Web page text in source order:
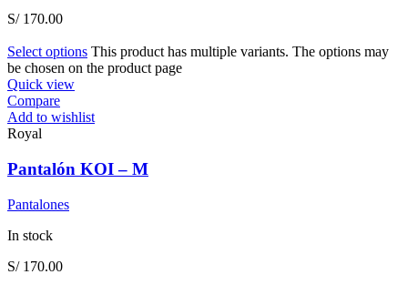
S/170.00
Select options This product has multiple variants. The options may
be chosen on the product page
Quick view
Compare
Add to wishlist
Royal
Pantalón KOI – M
Pantalones
In stock
S/170.00